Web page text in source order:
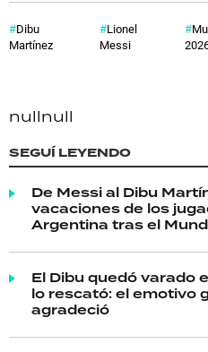
Dibu
Martínez
Lionel
Messi
nullnull
SEGUÍ LEYENDO
De Messi al Dibu
vacaciones de los
Argentina tras el
El Dibu quedó varado
lo rescató: el emotivo
agradeció